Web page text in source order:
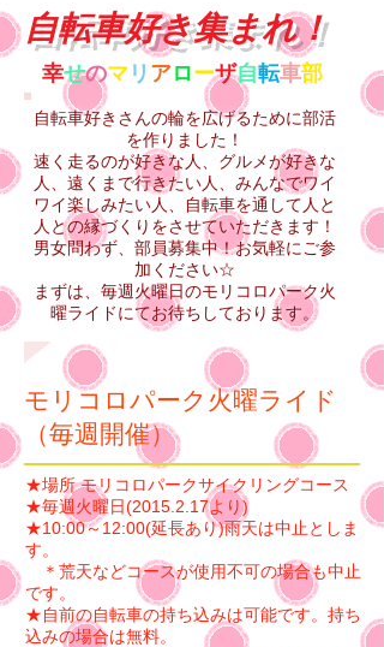
自転車好き集まれ！
幸せのマ リ アローザ自転車部
★場所 モリコロパークサイクリングコース
★毎週火曜日(2015.2.17より)
★10:00～12:00(延長あり)雨天は中止としま
す。
＊荒天などコースが使用不可の場合も中止
です。
★自前の自転車の持ち込みは可能です。持ち
込みの場合は無料。
自転車好きさんの輪を広げるために部活
を作りました！
速く走るのが好きな人、グルメが好きな
人、遠くまで行きたい人、みんなでワイ
ワイ楽しみたい人、自転車を通して人と
人との縁づくりをさせていただきます！
男女問わず、部員募集中！お気軽にご参
加ください☆
まずは、毎週火曜日のモリコロパーク火
曜ライドにてお待ちしております。
モリコロパーク火曜ライド
（毎週開催）